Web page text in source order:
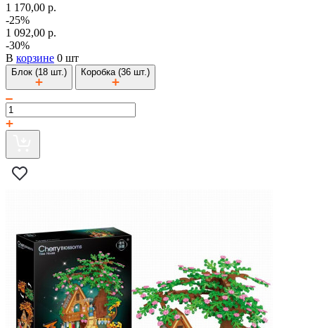
1 170,00 р.
-25%
1 092,00 р.
-30%
В корзине 0 шт
Блок (18 шт.) Коробка (36 шт.)